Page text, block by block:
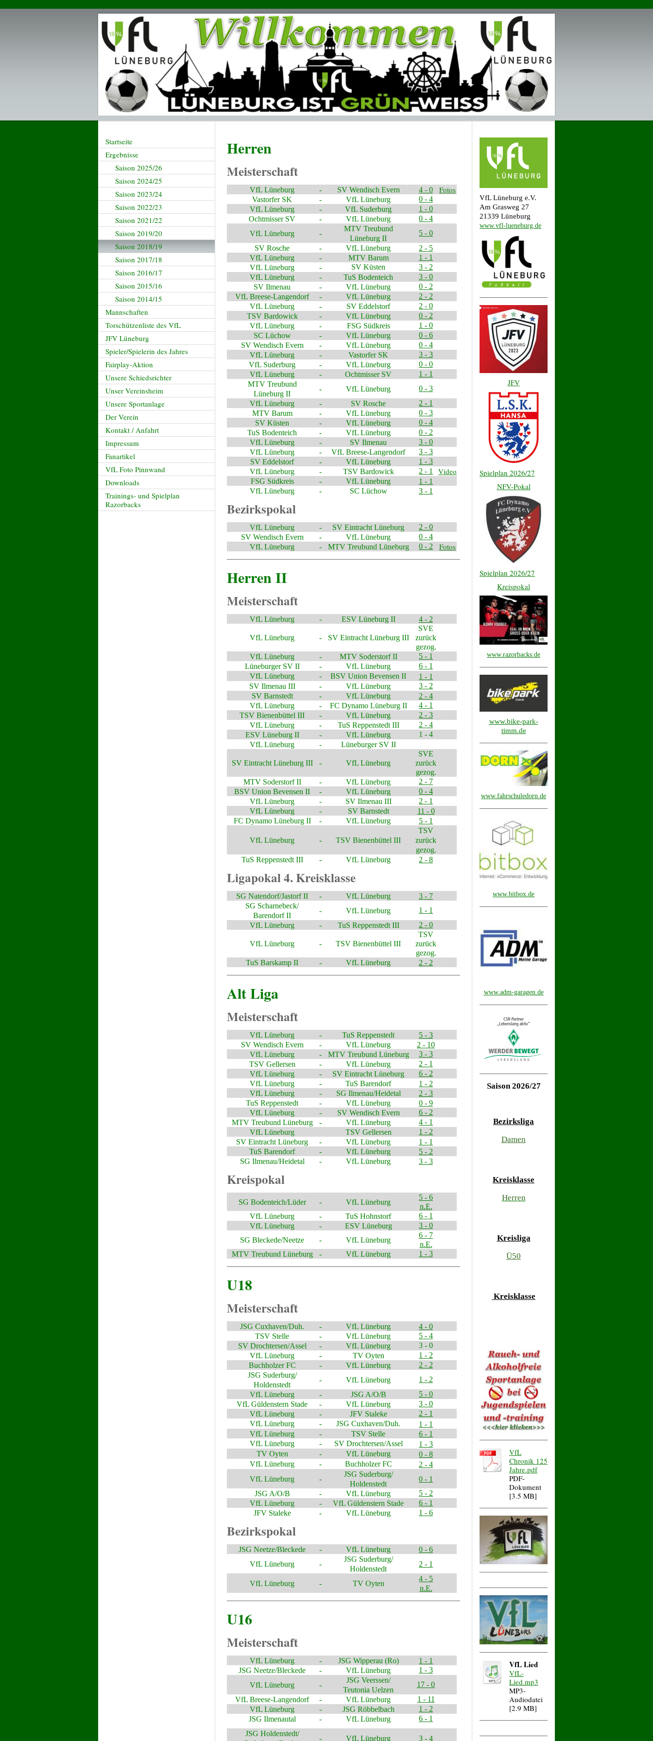
Startseite
Ergebnisse
Saison 2025/26
Saison 2024/25
Saison 2023/24
Saison 2022/23
Saison 2021/22
Saison 2019/20
Saison 2018/19
Saison 2017/18
Saison 2016/17
Saison 2015/16
Saison 2014/15
Mannschaften
Torschützenliste des VfL
JFV Lüneburg
Spieler/Spielerin des Jahres
Fairplay-Aktion
Unsere Schiedsrichter
Unser Vereinsheim
Unsere Sportanlage
Der Verein
Kontakt / Anfahrt
Impressum
Fanartikel
VfL Foto Pinnwand
Downloads
Trainings- und Spielplan
Razorbacks
Herren
Meisterschaft
VfL Lüneburg - SV Wendisch Evern 4 - 0 Fotos
Vastorfer SK - VfL Lüneburg
0 - 4
VfL Lüneburg
- VfL Suderburg
1 - 0
Ochtmisser SV
- VfL Lüneburg
0 - 4
VfL Lüneburg
-
MTV Treubund
Lüneburg II
5 - 0
SV Rosche
- VfL Lüneburg
2 - 5
VfL Lüneburg
- MTV Barum
1 - 1
VfL Lüneburg
- SV Küsten
3 - 2
VfL Lüneburg
- TuS Bodenteich
3 - 0
SV Ilmenau
- VfL Lüneburg
0 - 2
VfL Breese-Langendorf
- VfL Lüneburg
2 - 2
VfL Lüneburg
- SV Eddelstorf
2 - 0
TSV Bardowick
- VfL Lüneburg
0 - 2
VfL Lüneburg
- FSG Südkreis
1 - 0
SC Lüchow
- VfL Lüneburg
0 - 6
SV Wendisch Evern
- VfL Lüneburg
0 - 4
VfL Lüneburg
- Vastorfer SK
3 - 3
VfL Suderburg
- VfL Lüneburg
0 - 0
VfL Lüneburg
- Ochtmisser SV
1 - 1
MTV Treubund
Lüneburg II
- VfL Lüneburg
0 - 3
VfL Lüneburg
- SV Rosche
2 - 1
MTV Barum
- VfL Lüneburg
0 - 3
SV Küsten
- VfL Lüneburg
0 - 4
TuS Bodenteich
- VfL Lüneburg
0 - 2
VfL Lüneburg
- SV Ilmenau
3 - 0
VfL Lüneburg
- VfL Breese-Langendorf
3 - 3
SV Eddelstorf
- VfL Lüneburg
1 - 3
VfL Lüneburg
- TSV Bardowick 2 - 1 Video
FSG Südkreis - VfL Lüneburg
1 - 1
VfL Lüneburg
- SC Lüchow 3 - 1
Bezirkspokal
VfL Lüneburg - SV Eintracht Lüneburg
2 - 0
SV Wendisch Evern
- VfL Lüneburg
0 - 4
VfL Lüneburg
- MTV Treubund Lüneburg 0 - 2 Fotos
Herren II
Meisterschaft
VfL Lüneburg - ESV Lüneburg II 4 - 2
VfL Lüneburg - SV Eintracht Lüneburg III
SVE
zurück
gezog.
VfL Lüneburg
- MTV Soderstorf II
5 - 1
Lüneburger SV II
- VfL Lüneburg
6 - 1
VfL Lüneburg
- BSV Union Bevensen II
1 - 1
SV Ilmenau III
- VfL Lüneburg 3 - 2
SV Barnstedt
- VfL Lüneburg
2 - 4
VfL Lüneburg
- FC Dynamo Lüneburg II
4 - 1
TSV Bienenbüttel III
- VfL Lüneburg
2 - 3
VfL Lüneburg
- TuS Reppenstedt III
2 - 4
ESV Lüneburg II
- VfL Lüneburg
1 - 4
VfL Lüneburg
- Lüneburger SV II
SV Eintracht Lüneburg III - VfL Lüneburg
SVE
zurück
gezog.
MTV Soderstorf II
- VfL Lüneburg
2 - 7
BSV Union Bevensen II
- VfL Lüneburg
0 - 4
VfL Lüneburg
- SV Ilmenau III
2 - 1
VfL Lüneburg
- SV Barnstedt
11 - 0
FC Dynamo Lüneburg II
- VfL Lüneburg 5 - 1
VfL Lüneburg - TSV Bienenbüttel III
TSV
zurück
gezog.
TuS Reppenstedt III
- VfL Lüneburg 2 - 8
Ligapokal 4. Kreisklasse
SG Natendorf/Jastorf II - VfL Lüneburg
3 - 7
SG Scharnebeck/
Barendorf II
- VfL Lüneburg
1 - 1
VfL Lüneburg
- TuS Reppenstedt III 2 - 0
VfL Lüneburg - TSV Bienenbüttel III
TSV
zurück
gezog.
TuS Barskamp II
- VfL Lüneburg 2 - 2
Alt Liga
Meisterschaft
VfL Lüneburg - TuS Reppenstedt
5 - 3
SV Wendisch Evern
- VfL Lüneburg
2 - 10
VfL Lüneburg
- MTV Treubund Lüneburg
3 - 3
TSV Gellersen
- VfL Lüneburg
2 - 1
VfL Lüneburg
- SV Eintracht Lüneburg
6 - 2
VfL Lüneburg
- TuS Barendorf
1 - 2
VfL Lüneburg
- SG Ilmenau/Heidetal
2 - 3
TuS Reppenstedt
- VfL Lüneburg
0 - 9
VfL Lüneburg
- SV Wendisch Evern
6 - 2
MTV Treubund Lüneburg
- VfL Lüneburg
4 - 1
VfL Lüneburg
TSV Gellersen
1 - 2
SV Eintracht Lüneburg
- VfL Lüneburg
1 - 1
TuS Barendorf
- VfL Lüneburg
5 - 2
SG Ilmenau/Heidetal
- VfL Lüneburg 3 - 3
Kreispokal
SG Bodenteich/Lüder - VfL Lüneburg
5 - 6
n.E.
VfL Lüneburg
- TuS Hohnstorf
6 - 1
VfL Lüneburg
- ESV Lüneburg
3 - 0
SG Bleckede/Neetze
- VfL Lüneburg
6 - 7
n.E.
MTV Treubund Lüneburg
- VfL Lüneburg 1 - 3
U18
Meisterschaft
JSG Cuxhaven/Duh. - VfL Lüneburg
4 - 0
TSV Stelle
- VfL Lüneburg
5 - 4
SV Drochtersen/Assel
- VfL Lüneburg
3 - 0
VfL Lüneburg
- TV Oyten
1 - 2
Buchholzer FC
- VfL Lüneburg
2 - 2
JSG Suderburg/
Holdenstedt
- VfL Lüneburg
1 - 2
VfL Lüneburg
- JSG A/O/B
5 - 0
VfL Güldenstern Stade
- VfL Lüneburg
3 - 0
VfL Lüneburg
- JFV Staleke
2 - 1
VfL Lüneburg
- JSG Cuxhaven/Duh.
1 - 1
VfL Lüneburg
- TSV Stelle
6 - 1
VfL Lüneburg
- SV Drochtersen/Assel
1 - 3
TV Oyten
- VfL Lüneburg
0 - 8
VfL Lüneburg
- Buchholzer FC
2 - 4
VfL Lüneburg
-
JSG Suderburg/
Holdenstedt
0 - 1
JSG A/O/B
- VfL Lüneburg
5 - 2
VfL Lüneburg
- VfL Güldenstern Stade
6 - 1
JFV Staleke
- VfL Lüneburg 1 - 6
Bezirkspokal
JSG Neetze/Bleckede - VfL Lüneburg
0 - 6
VfL Lüneburg
-
JSG Suderburg/
Holdenstedt
2 - 1
VfL Lüneburg - TV Oyten
4 - 5
n.E.
U16
Meisterschaft
VfL Lüneburg - JSG Wipperau (Ro)
1 - 1
JSG Neetze/Bleckede
- VfL Lüneburg
1 - 3
VfL Lüneburg
-
JSG Veerssen/
Teutonia Uelzen
17 - 0
VfL Breese-Langendorf
- VfL Lüneburg
1 - 11
VfL Lüneburg
- JSG Röbbelbach
1 - 2
JSG Ilmenautal
- VfL Lüneburg
6 - 1
JSG Holdenstedt/
- VfL Lüneburg 3 - 4
VfL Lüneburg e.V.
Am Grasweg 27
21339 Lüneburg
www.vfl-lueneburg.de
JFV
Spielplan 2026/27
NFV-Pokal
Spielplan 2026/27
Kreispokal
www.razorbacks.de
www.bike-park-
timm.de
www.fahrschuledorn.de
www.bitbox.de
www.adm-garagen.de
Saison 2026/27
Bezirksliga
Damen
Kreisklasse
Herren
Kreisliga
Ü50
Kreisklasse
VfL
Chronik 125
Jahre.pdf
PDF-
Dokument
[3.5 MB]
VfL Lied
VfL-
Lied.mp3
MP3-
Audiodatei
[2.9 MB]